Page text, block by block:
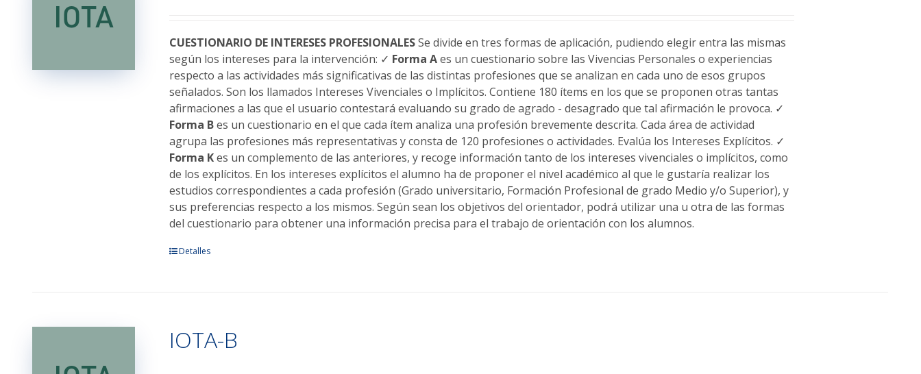
elegir
en
la
página
de
producto
CUESTIONARIO DE INTERESES PROFESIONALESSe divide en tres formas de aplicación, pudiendo elegir entra las mismas
según los intereses para la intervención: ✓ Forma Aes un cuestionario sobre las Vivencias Personales o experiencias
respecto a las actividades más significativas de las distintas profesiones que se analizan en cada uno de esos grupos
señalados. Son los llamados Intereses Vivenciales o Implícitos. Contiene 180 ítems en los que se proponen otras tantas
afirmaciones a las que el usuario contestará evaluando su grado de agrado - desagrado que tal afirmación le provoca. ✓
Forma Bes un cuestionario en el que cada ítem analiza una profesión brevemente descrita. Cada área de actividad
agrupa las profesiones más representativas y consta de 120 profesiones o actividades. Evalúa los Intereses Explícitos. ✓
Forma Kes un complemento de las anteriores, y recoge información tanto de los intereses vivenciales o implícitos, como
de los explícitos. En los intereses explícitos el alumno ha de proponer el nivel académico al que le gustaría realizar los
estudios correspondientes a cada profesión (Grado universitario, Formación Profesional de grado Medio y/o Superior), y
sus preferencias respecto a los mismos. Según sean los objetivos del orientador, podrá utilizar una u otra de las formas
del cuestionario para obtener una información precisa para el trabajo de orientación con los alumnos.
Este
Las
opciones
Detalles
IOTA-B